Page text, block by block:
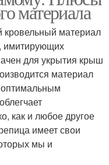
материала
материал
имитирующих
для укрытия крыш
материал
как и любое другое
имеет свои
мы и